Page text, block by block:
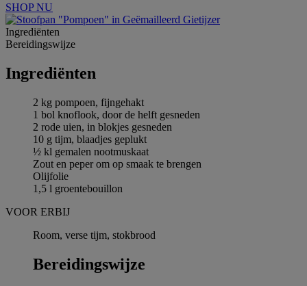
SHOP NU
Ingrediёnten
Bereidingswijze
Ingrediёnten
2 kg pompoen, fijngehakt
1 bol knoflook, door de helft gesneden
2 rode uien, in blokjes gesneden
10 g tijm, blaadjes geplukt
½ kl gemalen nootmuskaat
Zout en peper om op smaak te brengen
Olijfolie
1,5 l groentebouillon
VOOR ERBIJ
Room, verse tijm, stokbrood
Bereidingswijze